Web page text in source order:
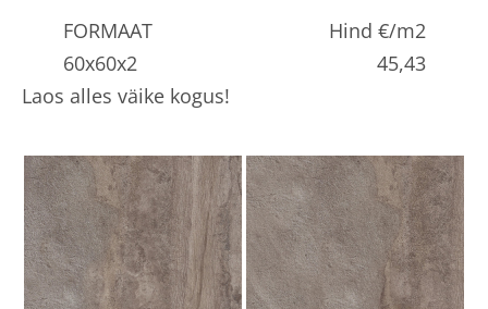
FORMAAT
Hind €/m2
60x60x2
45,43
Laos alles väike kogus!